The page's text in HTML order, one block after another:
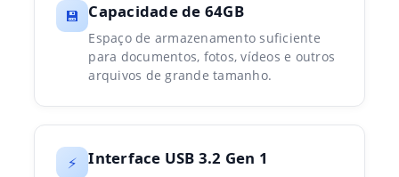
💾 Capacidade de 64GB
Espaço de armazenamento suficiente
para documentos, fotos, vídeos e outros
arquivos de grande tamanho.
⚡ Interface USB 3.2 Gen 1